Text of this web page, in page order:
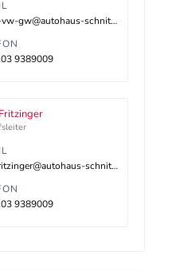
hilden-vw-gw@autohaus-schnitzler.dealerdesk.de
9389009
falko.fritzinger@autohaus-schnitzler.de
9389009